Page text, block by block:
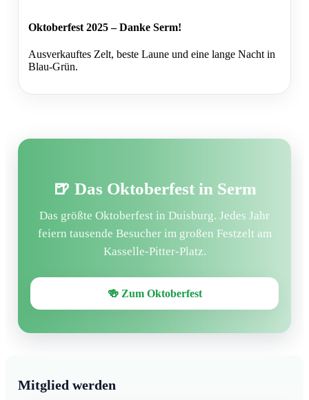
Oktoberfest 2025 – Danke Serm!
Ausverkauftes Zelt, beste Laune und eine lange Nacht in
Blau-Grün.
🍺 Das Oktoberfest in Serm
Das größte Oktoberfest in Duisburg. Jedes Jahr
feiern tausende Besucher im großen Festzelt am
Kasselle-Pitter-Platz.
🍻 Zum Oktoberfest
Mitglied werden